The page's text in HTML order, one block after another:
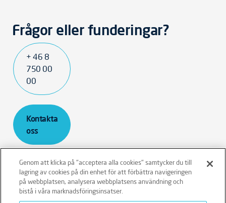
Frågor eller funderingar?
+ 46 8
750 00
00
Kontakta
oss
Ansvarsfriskrivning Policies Integritetspolicy
Genom att klicka på "acceptera alla cookies" samtycker du till
lagring av cookies på din enhet för att förbättra navigeringen
på webbplatsen, analysera webbplatsens användning och
bistå i våra marknadsföringsinsatser.